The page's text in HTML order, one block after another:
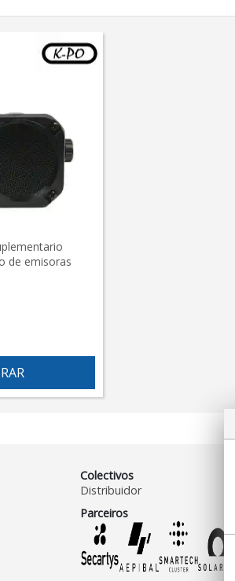
de emisoras
Colectivos
Distribuidor
Parceiros